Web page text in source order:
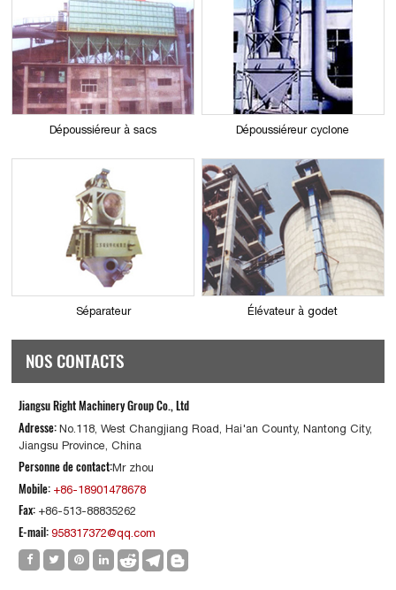
Dépoussiéreur à sacs Dépoussiéreur cyclone
Séparateur Élévateur à godet
NOS CONTACTS
Jiangsu Right Machinery Group Co., Ltd
Adresse:No.118, West Changjiang Road, Hai'an County, Nantong City,
Jiangsu Province, China
Personne de contact:Mr zhou
Mobile: +86-18901478678
Fax: +86-513-88835262
E-mail: 958317372@qq.com